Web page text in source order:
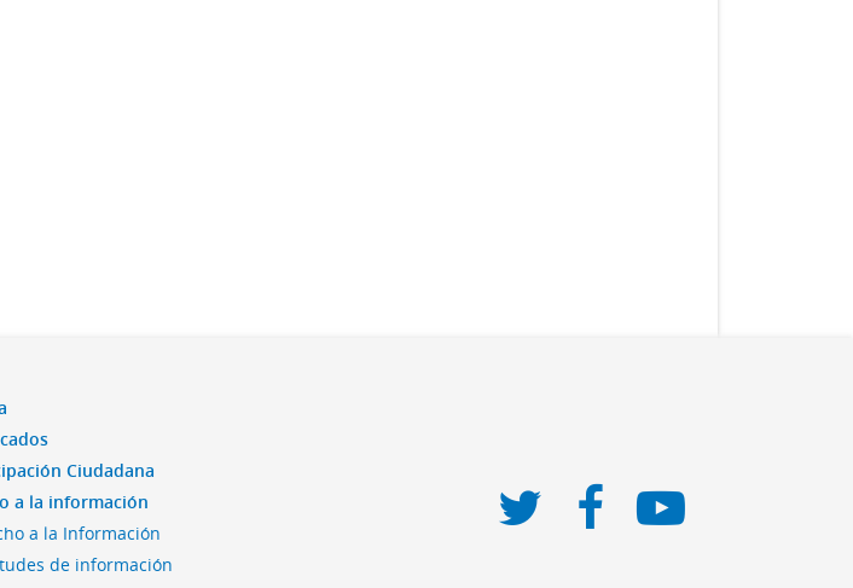
Ciudadana
a la información
a la Información
de información